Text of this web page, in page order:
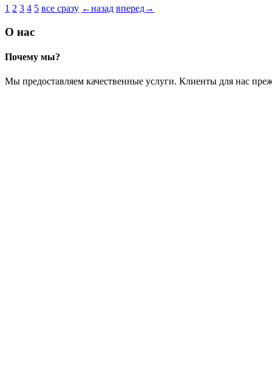
1 2 3 4 5 все сразу ←назад вперед→
О нас
Почему мы?
Мы предоставляем качественные услуги. Клиенты для нас